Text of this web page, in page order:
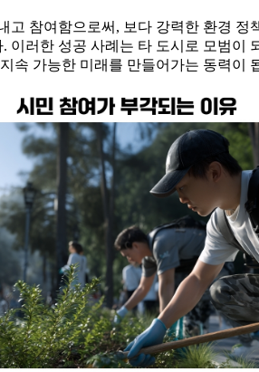
참여함으로써, 보다 강력한 환경
러한 성공 사례는 타 도시로 모범
속 가능한 미래를 만들어가는 동력이